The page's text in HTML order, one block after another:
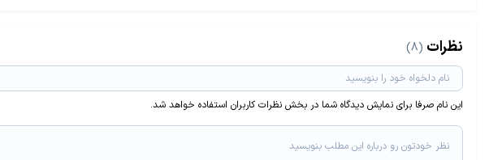
نظرات (8)
این نام صرفا برای نمایش دیدگاه شما در بخش نظرات کاربران استفاده خواهد شد.